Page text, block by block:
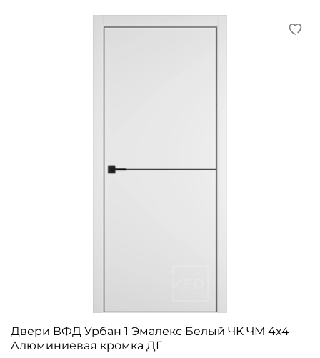
Двери ВФД Урбан 1 Эмалекс Белый ЧК ЧМ 4x4
Алюминиевая кромка ДГ